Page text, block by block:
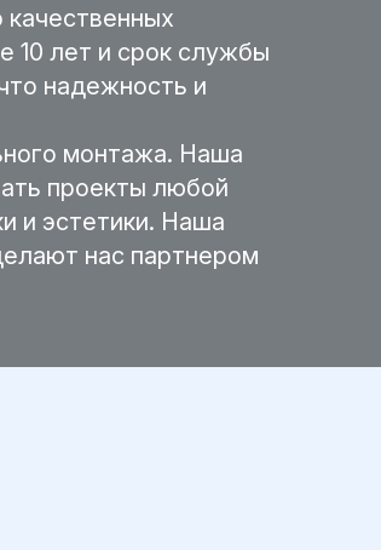
10 лет и срок службы
надежность и
монтажа. Наша
проекты любой
и эстетики. Наша
нас партнером